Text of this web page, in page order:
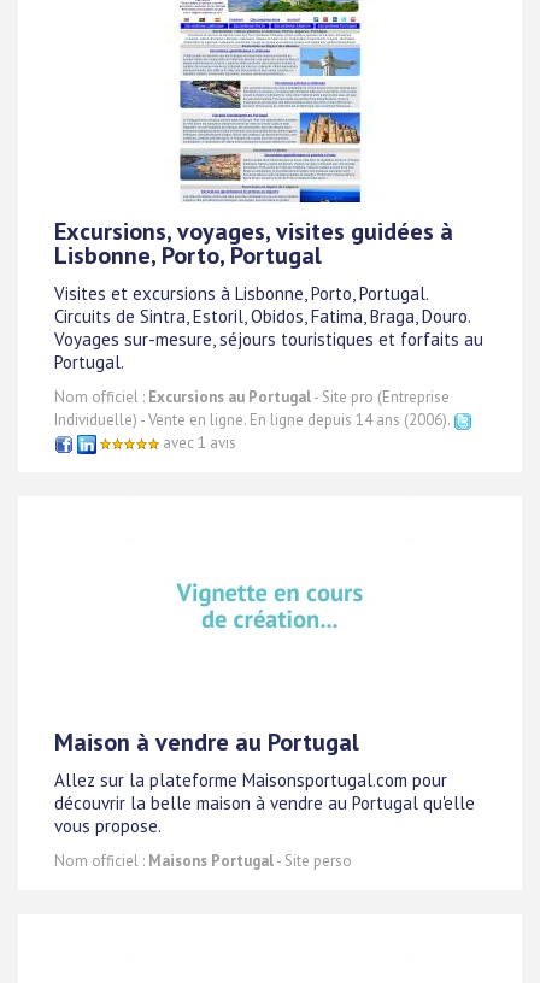
Excursions, voyages, visites guidées à
Lisbonne, Porto, Portugal
Visites et excursions à Lisbonne, Porto, Portugal.
Circuits de Sintra, Estoril, Obidos, Fatima, Braga, Douro.
Voyages sur-mesure, séjours touristiques et forfaits au
Portugal.
Nom officiel : Excursions au Portugal- Site pro (Entreprise
Individuelle) - Vente en ligne. En ligne depuis 14 ans (2006).
avec 1 avis
Maison à vendre au Portugal
Allez sur la plateforme Maisonsportugal.com pour
découvrir la belle maison à vendre au Portugal qu'elle
vous propose.
Nom officiel : Maisons Portugal- Site perso